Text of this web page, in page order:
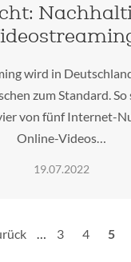
wird in
zum Standard. So
von fünf Internet-
Online-Videos…
19.07.2022
… Seite
3 Seite
4 5